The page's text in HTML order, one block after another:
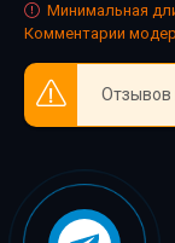
каждый нашёл
Минимальная
Комментарии
Отзывов